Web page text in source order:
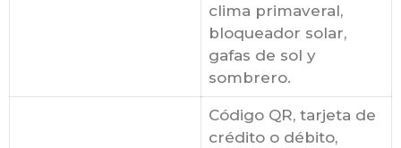
clima primaveral,
bloqueador solar,
gafas de sol y
sombrero.
Código QR, tarjeta de
crédito o débito,